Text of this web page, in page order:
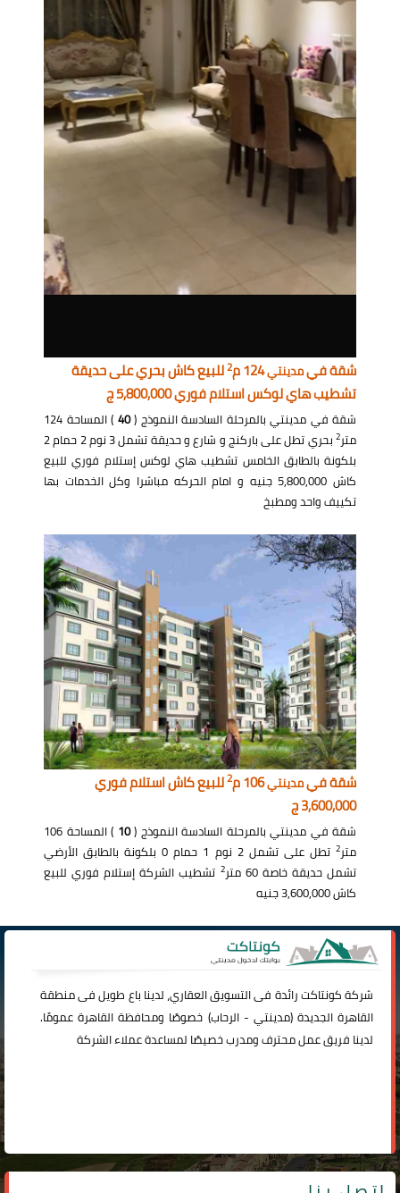
شقة فيمدينتي124 م 2للبيع كاش بحري على حديقة
تشطيب هاي لوكس استلام فوري 5,800,000 ج
شقة في مدينتي بالمرحلة السادسة النموذج (40
) المساحة 124
متر2
بحري تطل على باركنج و شارع و حديقة تشمل 3 نوم 2 حمام 2
بلكونة بالطابق الخامس تشطيب هاي لوكس إستلام فوري للبيع
كاش 5,800,000 جنيه و امام الحركه مباشرا وكل الخدمات بها
تكييف واحد ومطبخ
شقة فيمدينتي106 م 2للبيع كاش استلام فوري
3,600,000 ج
شقة في مدينتي بالمرحلة السادسة النموذج (10
) المساحة 106
متر2
تطل على تشمل 2 نوم 1 حمام 0 بلكونة بالطابق الأرضي
تشمل حديقة خاصة 60 متر
2 تشطيب الشركة إستلام فوري للبيع
كاش 3,600,000 جنيه
شركةكونتاكترائدة فى التسويق العقاري، لدينا باع طويل فى منطقة
القاهرة الجديدة (مدينتي -الرحاب) خصوصًا ومحافظة القاهرة عمومًا.
لدينا فريق عمل محترف ومدرب خصيصًا لمساعدة عملاء الشركة